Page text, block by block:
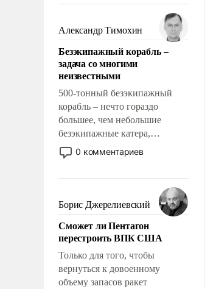
мужественным и твердым под
ударами судьбы, брать на себя
ответственность, помогать
слабым, идти вперед и
адаптироваться.
Александр Тимохин
Безэкипажный корабль –
задача со многими
неизвестными
500-тонный безэкипажный
корабль – нечто гораздо
большее, чем небольшие
безэкипажные катера,
применение которых уже
стало обыденностью. Задача по
сложна и амбициозна. Однако
и ее реализация радикально
поднимет наши боевые
возможности.
0 комментариев
Борис Джерелиевский
Сможет ли Пентагон
перестроить ВПК США
Только для того, чтобы
вернуться к довоенному
объему запасов ракет